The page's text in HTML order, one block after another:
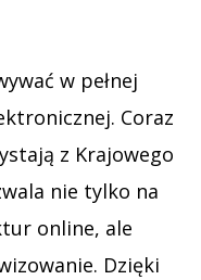
w pełnej
Coraz
z Krajowego
nie tylko na
online, ale
Dzięki